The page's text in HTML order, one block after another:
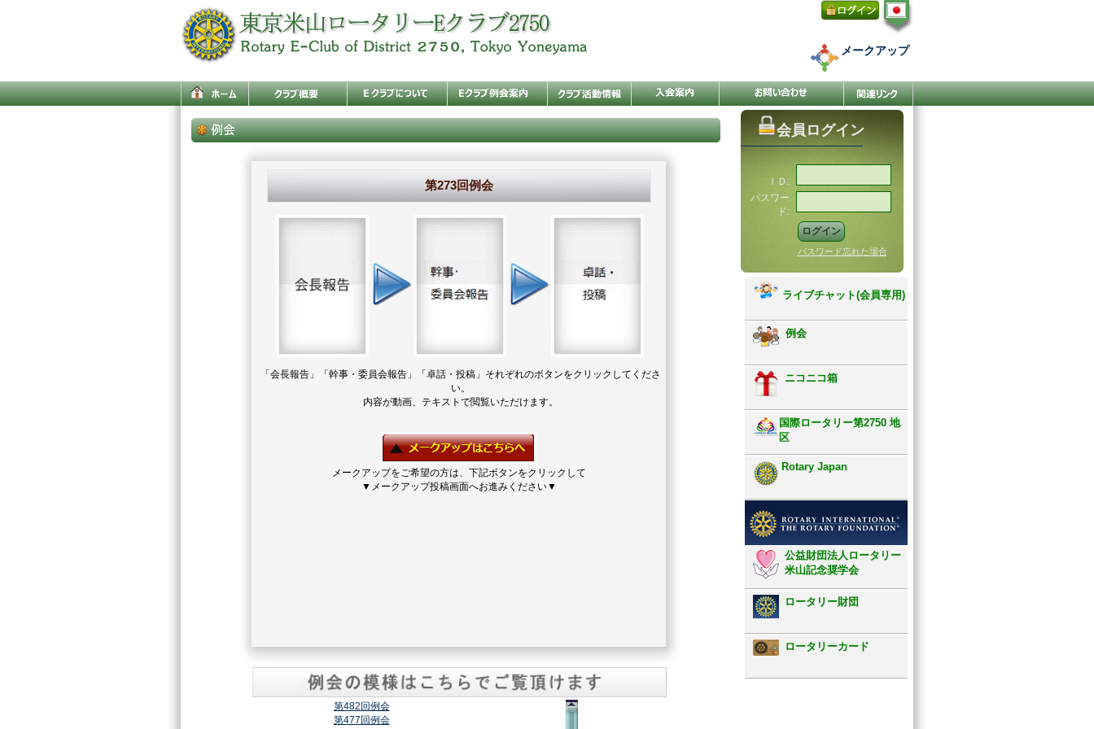
メークアップ
第273回例会
「会長報告」「幹事・委員会報告」「卓話・投稿」それぞれのボタンをクリックしてくださ
い。
内容が動画、テキストで閲覧いただけます。
メークアップをご希望の方は、下記ボタンをクリックして
▼メークアップ投稿画面へお進みください▼
第482回例会
第477回例会
会員ログイン
ＩＤ:
パスワー
ド:
パスワード忘れた場合
ライブチャット(会員専用)
例会
ニコニコ箱
国際ロータリー第2750 地
区
Rotary Japan
公益財団法人ロータリー
米山記念奨学会
ロータリー財団
ロータリーカード